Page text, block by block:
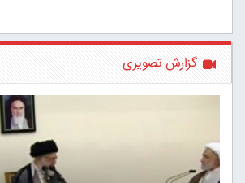
گزارش تصویری